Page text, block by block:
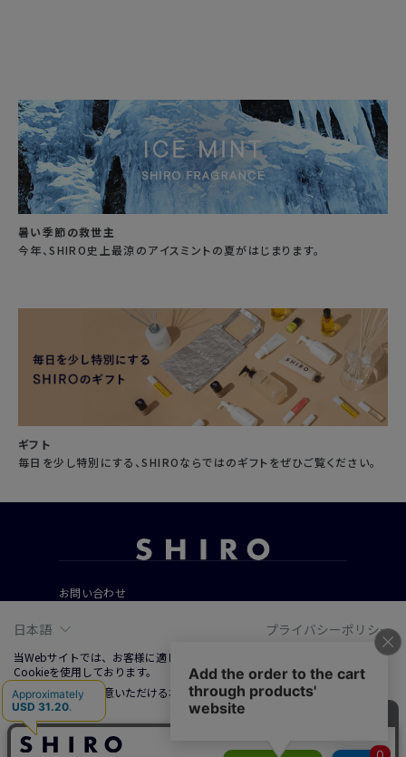
暑い季節の救世主
今年、SHIRO史上最涼のアイスミントの夏がはじまります。
ギフト
毎日を少し特別にする、SHIROならではのギフトをぜひご覧ください。
お問い合わせ
よくあるご質問
会社概要
ご利用規約
特定商取引法に基づく表記
プライバシーポリシー
日本語 プライバシーポリシー
当Webサイトでは、お客様に適した情報およびサービスを提供するために、
Cookieを使用しております。
Cookieの使用に同意いただける場合は、「同意する」をクリックしてくださ
い。
詳しくは、右上記載プライバシーポリシーリンクまたは「Cookieについて」
をクリックのうえ、ご参照ください。